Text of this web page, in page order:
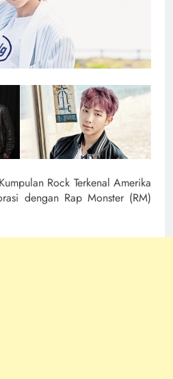
Rock Terkenal Amerika
dengan Rap Monster (RM)